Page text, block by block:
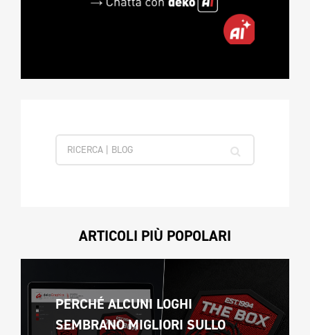
ARTICOLI PIÙ POPOLARI
PERCHÉ ALCUNI LOGHI
SEMBRANO MIGLIORI SULLO